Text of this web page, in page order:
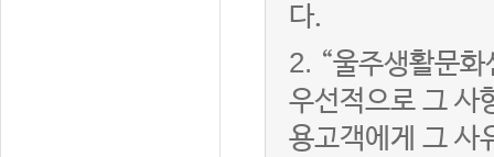
다.
2. “울주생활문
우선적으로 그 사
용고객에게 그 사